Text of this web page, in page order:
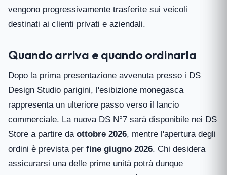
vengono progressivamente trasferite sui veicoli
destinati ai clienti privati e aziendali.
Quando arriva e quando ordinarla
Dopo la prima presentazione avvenuta presso i DS
Design Studio parigini, l'esibizione monegasca
rappresenta un ulteriore passo verso il lancio
commerciale. La nuova DS N°7 sarà disponibile nei DS
Store a partire da ottobre 2026, mentre l'apertura degli
ordini è prevista per fine giugno 2026. Chi desidera
assicurarsi una delle prime unità potrà dunque